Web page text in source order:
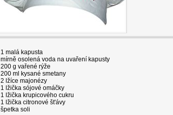
1 malá kapusta
mírně osolená voda na uvaření kapusty
200 g vařené rýže
200 ml kysané smetany
2 lžíce majonézy
1 lžička sójové omáčky
1 lžička krupicového cukru
1 lžička citronové št'ávy
špetka soli